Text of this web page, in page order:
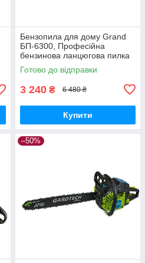
Бензопила для дому Grand
БП-6300, Професійна
бензинова ланцюгова пилка
(1 шина, 1 ланцюг, 450 мм)
Готово до відправки
3 240 ₴ 6 480 ₴
Купити
–50%